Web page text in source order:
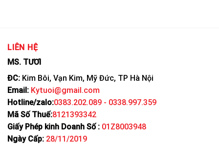
LIÊN HỆ
MS. TƯƠI
ĐC: Kim Bôi, Vạn Kim, Mỹ Đức, TP Hà Nội
Email: Kytuoi@gmail.com
Hotline/zalo:0383.202.089 - 0338.997.359
Mã Số Thuế:8121393342
Giấy Phép kinh Doanh Số : 01Z8003948
Ngày Cấp: 28/11/2019